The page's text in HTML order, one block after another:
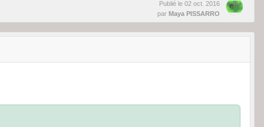
Publié le 02 oct. 2016
par Maya PISSARRO